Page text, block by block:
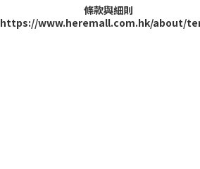
條款與細則
https://www.heremall.com.hk/about/